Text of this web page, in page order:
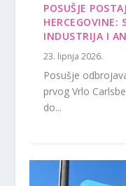
POSUŠJE
HERCEGOVINE:
INDUSTRIJA I
23. lipnja 2026.
Posušje
prvog Vrlo
do...